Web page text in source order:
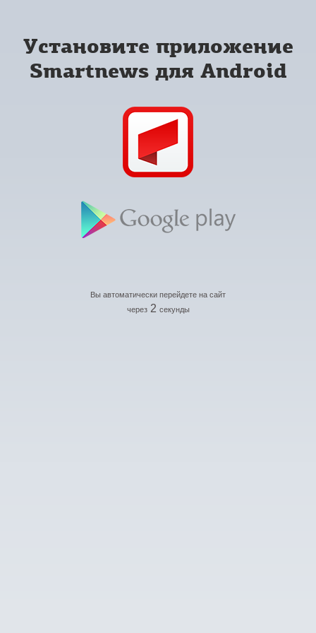
Установите приложение
Smartnews для Android
Вы автоматически перейдете на сайт
через 2 секунды